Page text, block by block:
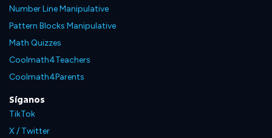
Number Line Manipulative
Pattern Blocks Manipulative
Math Quizzes
Coolmath4Teachers
Coolmath4Parents
Síganos
TikTok
X / Twitter